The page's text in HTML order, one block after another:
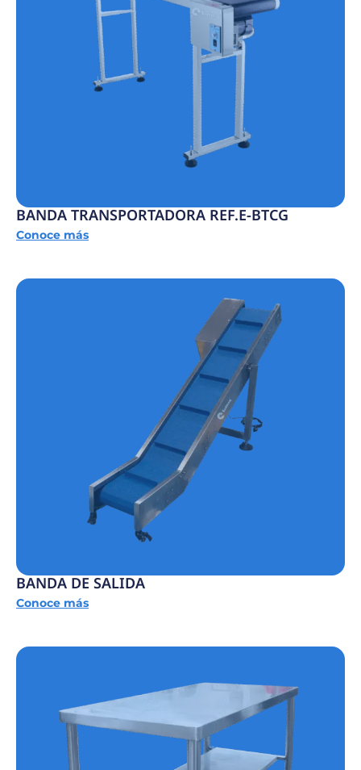
BANDA TRANSPORTADORA REF.E-BTCG
Conoce más
BANDA DE SALIDA
Conoce más